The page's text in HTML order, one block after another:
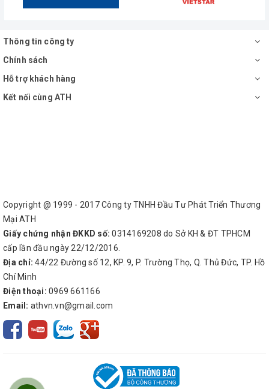
Thông tin công ty
Chính sách
Hỗ trợ khách hàng
Kết nối cùng ATH
Copyright @ 1999 - 2017 Công ty TNHH Đầu Tư Phát Triển Thương
Mại ATH
Giấy chứng nhận ĐKKD số: 0314169208 do Sở KH & ĐT TPHCM
cấp lần đầu ngày 22/12/2016.
Địa chỉ: 44/22 Đường số 12, KP. 9, P. Trường Thọ, Q. Thủ Đức, TP. Hồ
Chí Minh
Điện thoại: 0969 661166
Email: athvn.vn@gmail.com